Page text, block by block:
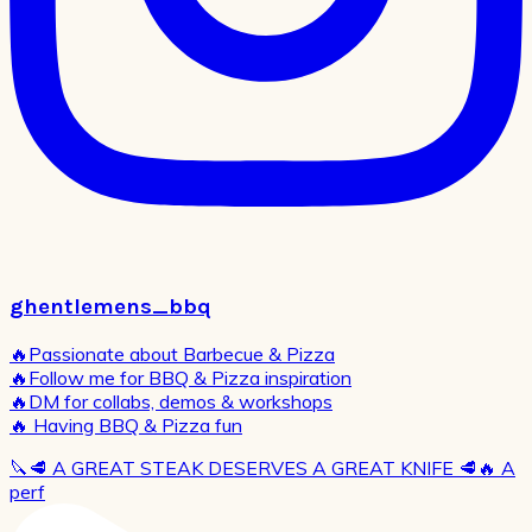
ghentlemens_bbq
🔥Passionate about Barbecue & Pizza
🔥Follow me for BBQ & Pizza inspiration
🔥DM for collabs, demos & workshops
🔥 Having BBQ & Pizza fun
🔪🥩 A GREAT STEAK DESERVES A GREAT KNIFE 🥩🔥 A
perf